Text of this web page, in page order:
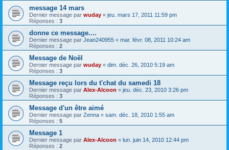
message 14 mars
Dernier message par wuday « jeu. mars 17, 2011 11:59 pm
Réponses : 3
donne ce message....
Dernier message par Jean240955 « mar. févr. 08, 2011 10:24 am
Réponses : 2
Message de Noël
Dernier message par wuday « dim. déc. 26, 2010 5:19 am
Réponses : 3
Message reçu lors du t'chat du samedi 18
Dernier message par Alex-Alcoon « jeu. déc. 23, 2010 3:26 pm
Réponses : 3
Message d'un être aimé
Dernier message par Zenna « sam. déc. 18, 2010 1:55 am
Réponses : 5
Message 1
Dernier message par Alex-Alcoon « lun. juin 14, 2010 12:44 pm
Réponses : 2